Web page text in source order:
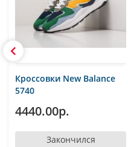
Кроссовки New Balance
5740
4440.00р.
Закончился